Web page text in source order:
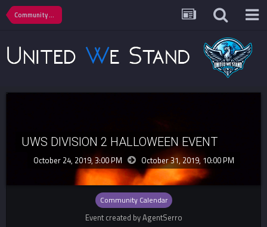
Community Calendar
UWS DIVISION 2 HALLOWEEN EVENT
October 24, 2019, 3:00 PM October 31, 2019, 10:00 PM
Community Calendar
Event created by AgentSerro